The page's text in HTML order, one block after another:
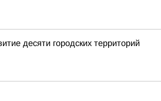
десяти городских территорий